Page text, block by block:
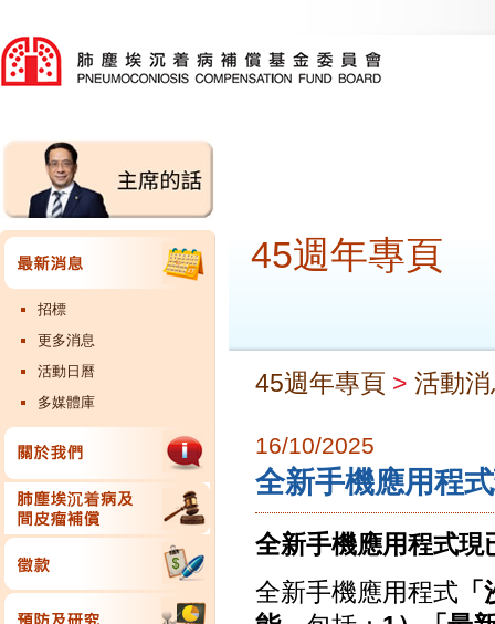
招標
更多消息
活動日曆
多媒體庫
45週年專頁
45週年專頁 > 活動
16/10/2025
全新手機應用程
全新手機應用程式現
全新手機應用程式